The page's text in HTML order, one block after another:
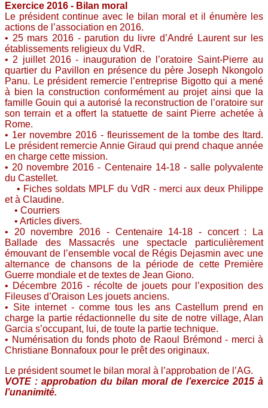
Exercice 2016 - Bilan moral
Le président continue avec le bilan moral et il énumère les
actions de l’association en 2016.
• 25 mars 2016 - parution du livre d’André Laurent sur les
établissements religieux du VdR.
• 2 juillet 2016 - inauguration de l’oratoire Saint-Pierre au
quartier du Pavillon en présence du père Joseph Nkongolo
Panu. Le président remercie l’entreprise Bigotto qui a mené
à bien la construction conformément au projet ainsi que la
famille Gouin qui a autorisé la reconstruction de l’oratoire sur
son terrain et a offert la statuette de saint Pierre achetée à
Rome.
• 1er novembre 2016 - fleurissement de la tombe des Itard.
Le président remercie Annie Giraud qui prend chaque année
en charge cette mission.
• 20 novembre 2016 - Centenaire 14-18 - salle polyvalente
du Castellet.
• Fiches soldats MPLF du VdR - merci aux deux Philippe
et à Claudine.
• Courriers
• Articles divers.
• 20 novembre 2016 - Centenaire 14-18 - concert : La
Ballade des Massacrés une spectacle particulièrement
émouvant de l’ensemble vocal de Régis Dejasmin avec une
alternance de chansons de la période de cette Première
Guerre mondiale et de textes de Jean Giono.
• Décembre 2016 - récolte de jouets pour l’exposition des
Fileuses d’Oraison Les jouets anciens.
• Site internet - comme tous les ans Castellum prend en
charge la partie rédactionnelle du site de notre village, Alan
Garcia s’occupant, lui, de toute la partie technique.
• Numérisation du fonds photo de Raoul Brémond - merci à
Christiane Bonnafoux pour le prêt des originaux.
Le président soumet le bilan moral à l’approbation de l’AG.
VOTE : approbation du bilan moral de l’exercice 2015 à
l’unanimité.